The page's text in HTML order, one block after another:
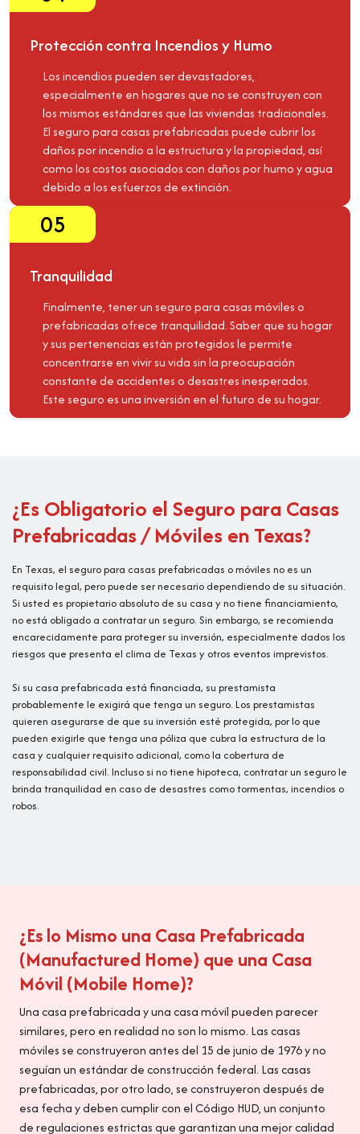
Protección contra Incendios y Humo
Los incendios pueden ser devastadores,
especialmente en hogares que no se construyen con
los mismos estándares que las viviendas tradicionales.
El seguro para casas prefabricadas puede cubrir los
daños por incendio a la estructura y la propiedad, así
como los costos asociados con daños por humo y agua
debido a los esfuerzos de extinción.
05
Tranquilidad
Finalmente, tener un seguro para casas móviles o
prefabricadas ofrece tranquilidad. Saber que su hogar
y sus pertenencias están protegidos le permite
concentrarse en vivir su vida sin la preocupación
constante de accidentes o desastres inesperados.
Este seguro es una inversión en el futuro de su hogar.
¿Es Obligatorio el Seguro para Casas
Prefabricadas / Móviles en Texas?
En Texas, el seguro para casas prefabricadas o móviles no es un
requisito legal, pero puede ser necesario dependiendo de su situación.
Si usted es propietario absoluto de su casa y no tiene financiamiento,
no está obligado a contratar un seguro. Sin embargo, se recomienda
encarecidamente para proteger su inversión, especialmente dados los
riesgos que presenta el clima de Texas y otros eventos imprevistos.
Si su casa prefabricada está financiada, su prestamista
probablemente le exigirá que tenga un seguro. Los prestamistas
quieren asegurarse de que su inversión esté protegida, por lo que
pueden exigirle que tenga una póliza que cubra la estructura de la
casa y cualquier requisito adicional, como la cobertura de
responsabilidad civil. Incluso si no tiene hipoteca, contratar un seguro le
brinda tranquilidad en caso de desastres como tormentas, incendios o
robos.
¿Es lo Mismo una Casa Prefabricada
(Manufactured Home) que una Casa
Móvil (Mobile Home)?
Una casa prefabricada y una casa móvil pueden parecer
similares, pero en realidad no son lo mismo. Las casas
móviles se construyeron antes del 15 de junio de 1976 y no
seguían un estándar de construcción federal. Las casas
prefabricadas, por otro lado, se construyeron después de
esa fecha y deben cumplir con el Código HUD, un conjunto
de regulaciones estrictas que garantizan una mejor calidad